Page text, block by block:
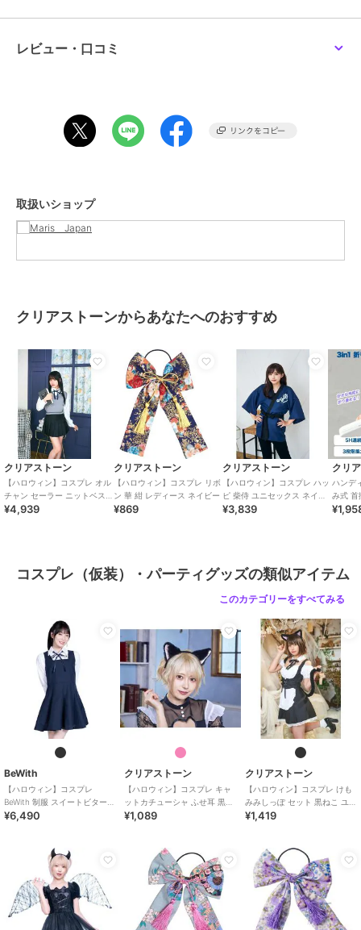
ポリエステル100％
商品のお取り扱い方法
レビュー・口コミ
取扱いショップ
クリアストーンからあなたへのおすすめ
クリアストーン
【ハロウィン】コスプレ オル
チャン セーラー ニットベス
ト レディース グレー×ブラッ
¥4,939
クリアストーン
【ハロウィン】コスプレ リボ
ン 華 紺 レディース ネイビー
¥869
クリアストーン
【ハロウィン】コスプレ ハッ
ピ 柴侍 ユニセックス ネイビ
ー
¥3,839
クリ
ハンデ
み式 首
デザイ
コスプレ（仮装）・パーティグッズの類似アイテム
このカテゴリーをすべてみる
BeWith
【ハロウィン】コスプレ
BeWith 制服 スイートビター学
園ブラック かわいい
¥6,490
クリアストーン
【ハロウィン】コスプレ キャ
ットカチューシャ ふせ耳 黒×
ピンク ユニセックス
¥1,089
クリアストーン
【ハロウィン】コスプレ けも
みみしっぽ セット 黒ねこ ユニ
セックス ブラック
¥1,419